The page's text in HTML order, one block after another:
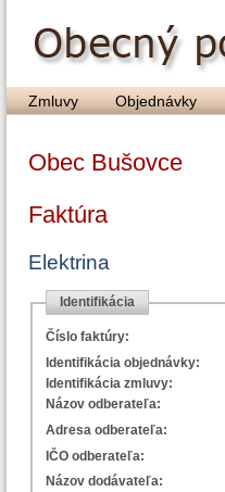
Zmluvy Objednávky
Obec Bušovce
Faktúra
Elektrina
Identifikácia
Číslo faktúry:
Identifikácia objednávky:
Identifikácia zmluvy:
Názov odberateľa:
Adresa odberateľa:
IČO odberateľa:
Názov dodávateľa: